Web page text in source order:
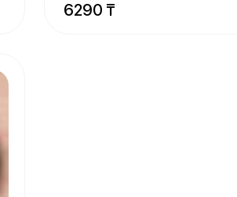
6290 ₸